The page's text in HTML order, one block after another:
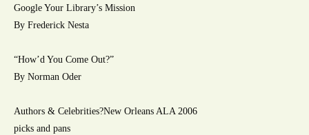
Google Your Library’s Mission
By Frederick Nesta
“How’d You Come Out?”
By Norman Oder
Authors & Celebrities?New Orleans ALA 2006
picks and pans